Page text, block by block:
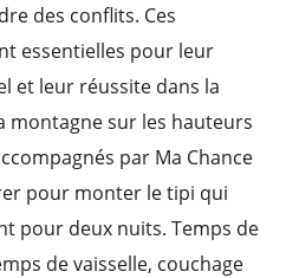
des conflits. Ces
essentielles pour leur
et leur réussite dans la
montagne sur les hauteurs
par Ma Chance
pour monter le tipi qui
pour deux nuits. Temps de
de vaisselle, couchage